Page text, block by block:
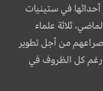
في ستينيات
ثلاثة علماء
من أجل تطوير
رغم كل الظروف في